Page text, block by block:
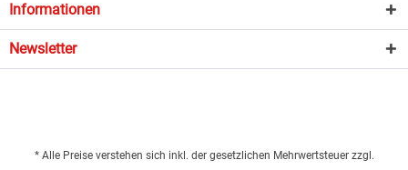
Informationen
Newsletter
* Alle Preise verstehen sich inkl. der gesetzlichen Mehrwertsteuer zzgl.